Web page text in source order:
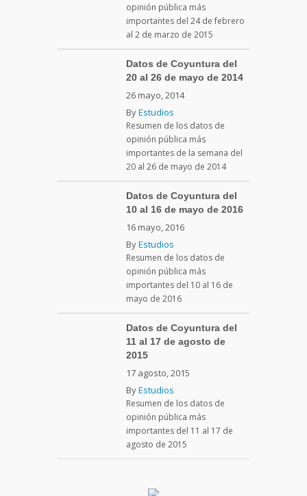
opinión pública más
importantes del 24 de febrero
al 2 de marzo de 2015
Datos de Coyuntura del
20 al 26 de mayo de 2014
26 mayo, 2014
ByEstudios
Resumen de los datos de
opinión pública más
importantes de la semana del
20 al 26 de mayo de 2014
Datos de Coyuntura del
10 al 16 de mayo de 2016
16 mayo, 2016
ByEstudios
Resumen de los datos de
opinión pública más
importantes del 10 al 16 de
mayo de 2016
Datos de Coyuntura del
11 al 17 de agosto de
2015
17 agosto, 2015
ByEstudios
Resumen de los datos de
opinión pública más
importantes del 11 al 17 de
agosto de 2015